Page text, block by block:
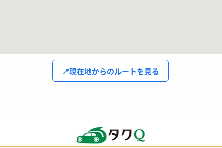
📍現在地からのルートを見る